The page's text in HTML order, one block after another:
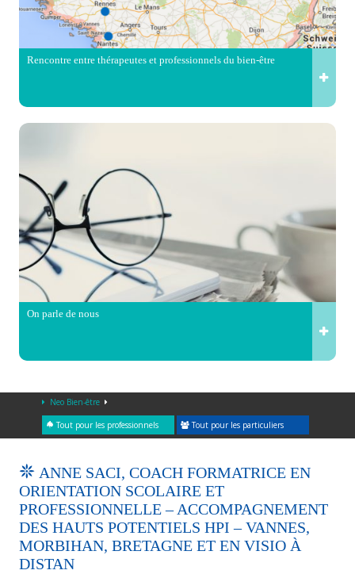
Rencontre entre thérapeutes et professionnels du bien-être
On parle de nous
Neo Bien-être
Tout pour les professionnels Tout pour les particuliers
ANNE SACI, COACH FORMATRICE EN
ORIENTATION SCOLAIRE ET
PROFESSIONNELLE – ACCOMPAGNEMENT
DES HAUTS POTENTIELS HPI – VANNES,
MORBIHAN, BRETAGNE ET EN VISIO À
DISTAN